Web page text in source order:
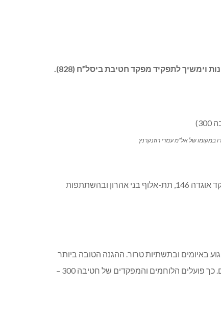
לתפקיד מפקד חטיבת ביסל”ח (828).
מעמד החילופים נערך אתמול (ג׳) בפארק גורן בראשות מפקד פיקוד הצפון, אלוף רפי מילוא, מפקד אוגדה 91, תת-אלוף יובל גז, מפקד אוגדה 146, תת-אלוף בני אהרון ובהשתתפות
באיומים ובתשתיות טרור. ההגנה הטובה ביותר
היא מקדימה, בעומק שטח האויב, אין אנו ממתינים לאיום – אלא מקדימים את פניו, פועלים מולו, על מנת להרחיק אותו מכם התושבים. כך פועלים הלוחמים והמפקדים של חטיבה 300 –